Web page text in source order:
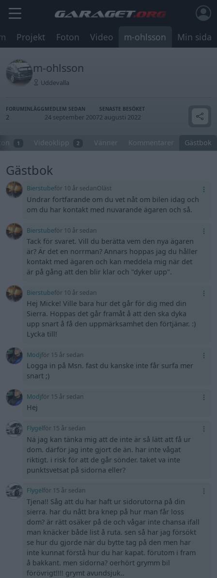
Projekt Foton Video m-ohlsson Min sida
m-ohlsson
Uddevalla
FORUMINLÄGG
2
MEDLEM SEDAN
24 september 2007
SENASTE BESÖKET
2 augusti 2022
1 Videoklipp 2 Vänner Kommentarer Gästbok
Gästbok
Bierstubeför 10 år sedanOläst
Undrar fortfarande om du vet nåt om bilen idag och
om du har kontakt med nuvarande ägaren och så.
Bierstubeför 10 år sedan
Tack för svaret. Vill du berätta vem den nya ägaren
är? Är det en norrman? Annars hoppas jag du håller
kontakt med ägaren och kan meddela mig när det
är på gång att den blir klar och "dyker upp".
Bierstubeför 10 år sedan
Hej Micke! Ville bara hur det går för dig med din
Sierra. Hoppas det går framåt å att den ska dyka
upp snart å få den uppmärksamhet den förtjänar. :)
Lycka till!
Modjför 15 år sedan
Logga in på Msn. fast du kanske inte får surfa mer
snart ;)
Modjför 15 år sedan
Hej
Flygelför 15 år sedan
Nä jag kan tänka mig att de inte är så lätt att få ur
dom. därför jag inte gjort de än. har inte vågat
riktigt. i risk för att de går sönder. taket va inte
punktsvetsat på sidorna eller?
Flygelför 15 år sedan
Tjena!! Såg att du har haft ur sidorutorna på din
sierra. har du nått bra knep på hur man får loss
dom? är rätt osäker på de och vågar inte chansa ifall
man knäcker både list å ruta. sen så har jag försökt
se hur du gjorde när du bytte tag på den men har
inte kunnat förstå hur du har kapat. förutom i fram
å bakkant. men sidorna? oerhört grymm bil
förövrigt!!!! grymt avundsjuk..